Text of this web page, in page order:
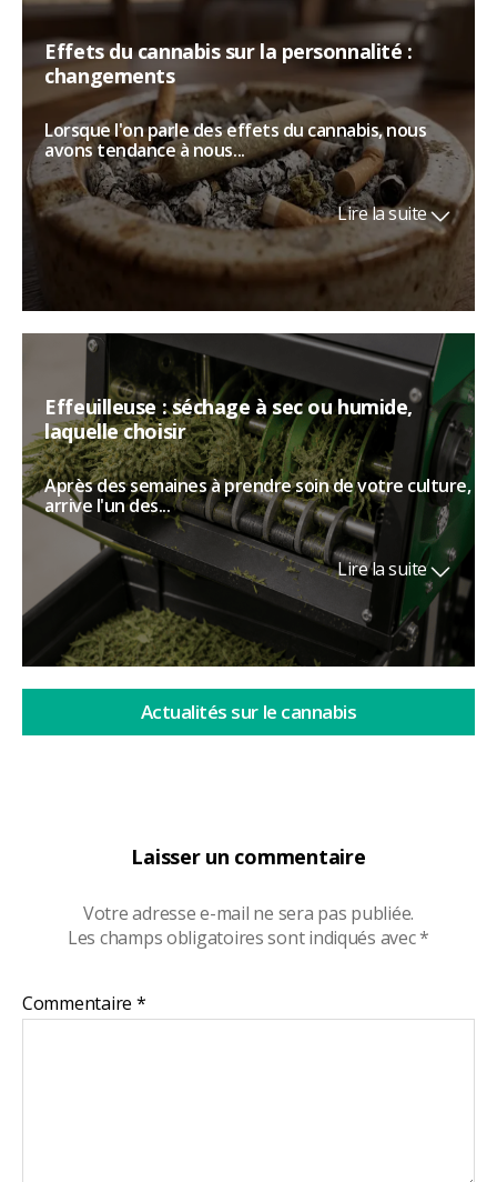
Laisser un commentaire
Votre adresse e-mail ne sera pas publiée.
Les champs obligatoires sont indiqués avec*
Commentaire *
Effets du cannabis sur la personnalité :
changements
Lorsque l'on parle des effets du cannabis, nous
avons tendance à nous...
Lire la suite
Effeuilleuse : séchage à sec ou humide,
laquelle choisir
Après des semaines à prendre soin de votre culture,
arrive l'un des...
Lire la suite
Actualités sur le cannabis